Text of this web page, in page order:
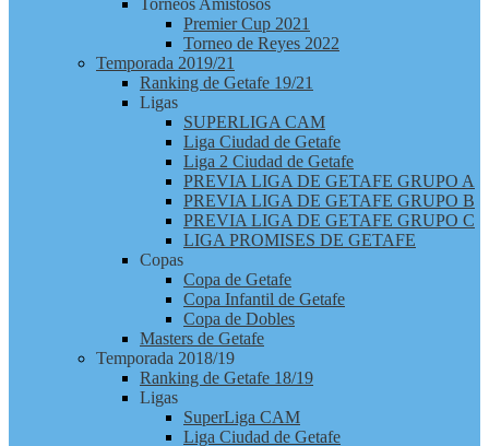
Torneos Amistosos
Premier Cup 2021
Torneo de Reyes 2022
Temporada 2019/21
Ranking de Getafe 19/21
Ligas
SUPERLIGA CAM
Liga Ciudad de Getafe
Liga 2 Ciudad de Getafe
PREVIA LIGA DE GETAFE GRUPO A
PREVIA LIGA DE GETAFE GRUPO B
PREVIA LIGA DE GETAFE GRUPO C
LIGA PROMISES DE GETAFE
Copas
Copa de Getafe
Copa Infantil de Getafe
Copa de Dobles
Masters de Getafe
Temporada 2018/19
Ranking de Getafe 18/19
Ligas
SuperLiga CAM
Liga Ciudad de Getafe